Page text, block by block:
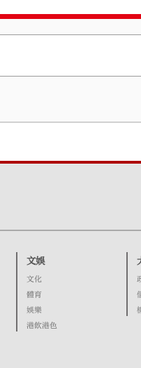
文娛
文化
體育
娛樂
港飲港色